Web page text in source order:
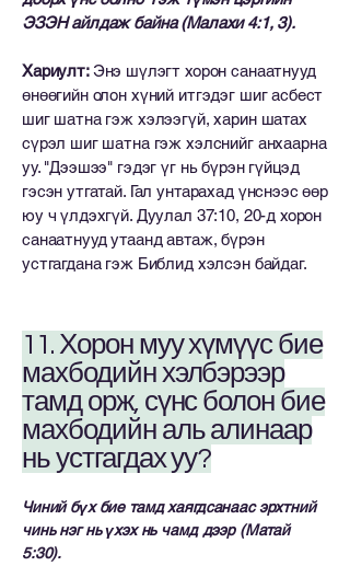
ЭЗЭН айлдаж байна (Малахи 4:1, 3).
Хариулт:Энэ шүлэгт хорон санаатнууд
өнөөгийн олон хүний ​​итгэдэг шиг асбест
шиг шатна гэж хэлээгүй, харин шатах
сүрэл шиг шатна гэж хэлснийг анхаарна
уу. "Дээшээ" гэдэг үг нь бүрэн гүйцэд
гэсэн утгатай. Гал унтарахад үнснээс өөр
юу ч үлдэхгүй. Дуулал 37:10, 20-д хорон
санаатнууд утаанд автаж, бүрэн
устгагдана гэж Библид хэлсэн байдаг.
11. Хорон муу хүмүүс бие
махбодийн хэлбэрээр
тамд орж, сүнс болон бие
махбодийн аль алинаар
нь устгагдах уу?
Чиний бүх бие тамд хаягдсанаас эрхтний
чинь нэг нь үхэх нь чамд дээр (Матай
5:30).